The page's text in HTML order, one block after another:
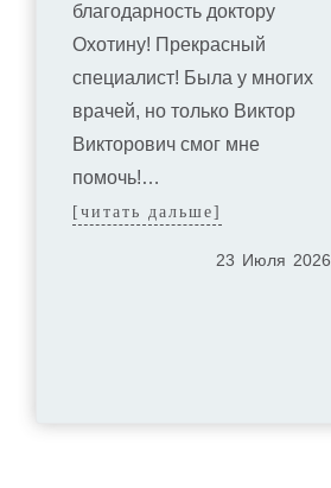
благодарность доктору
Охотину! Прекрасный
специалист! Была у многих
врачей, но только Виктор
Викторович смог мне
помочь!…
[читать дальше]
23 Июля 2026